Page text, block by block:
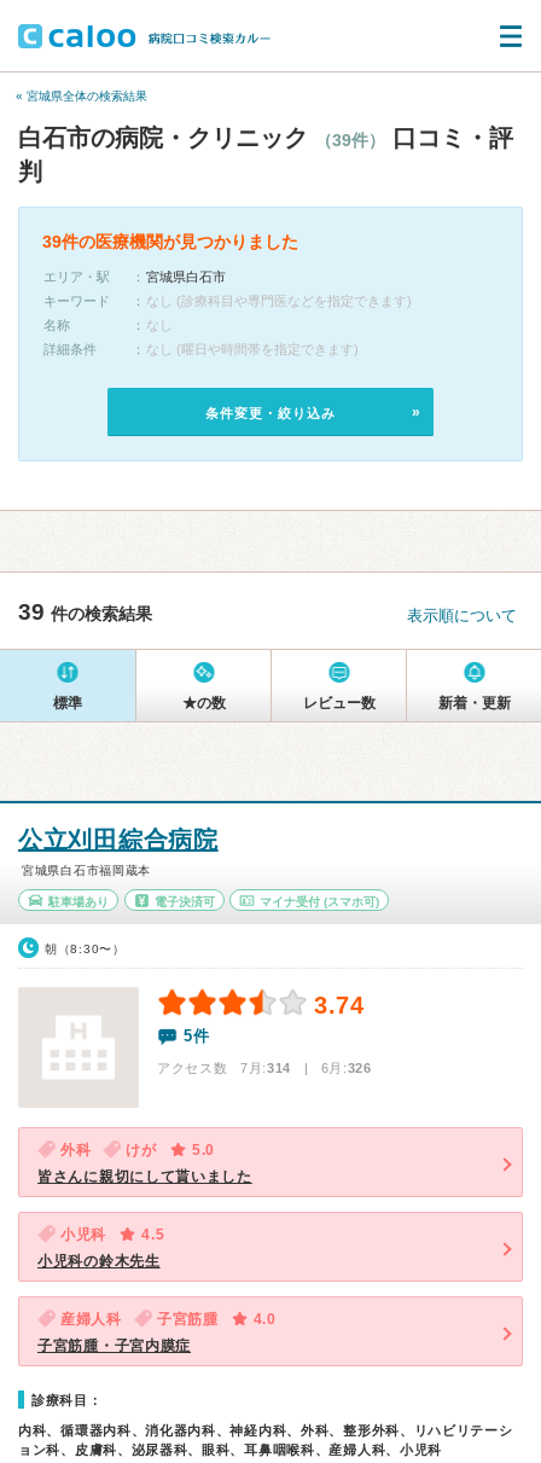
« 宮城県全体の検索結果
白石市の病院・クリニック （39件）
口コミ・評
判
39件の医療機関が見つかりました
エリア・駅
宮城県白石市
キーワード
なし (診療科目や専門医などを指定できます)
名称
なし
詳細条件
なし (曜日や時間帯を指定できます)
条件変更・絞り込み
39 件の検索結果 表示順について
標準 ★の数 レビュー数 新着・更新
公立刈田綜合病院
宮城県白石市福岡蔵本
駐車場あり 電子決済可 マイナ受付 (スマホ可)
朝（8:30〜）
3.74
5件
アクセス数 7月:314 | 6月:326
外科 けが
5.0
皆さんに親切にして貰いました
小児科
4.5
小児科の鈴木先生
産婦人科 子宮筋腫
4.0
子宮筋腫・子宮内膜症
診療科目：
内科、循環器内科、消化器内科、神経内科、外科、整形外科、リハビリテーシ
ョン科、皮膚科、泌尿器科、眼科、耳鼻咽喉科、産婦人科、小児科